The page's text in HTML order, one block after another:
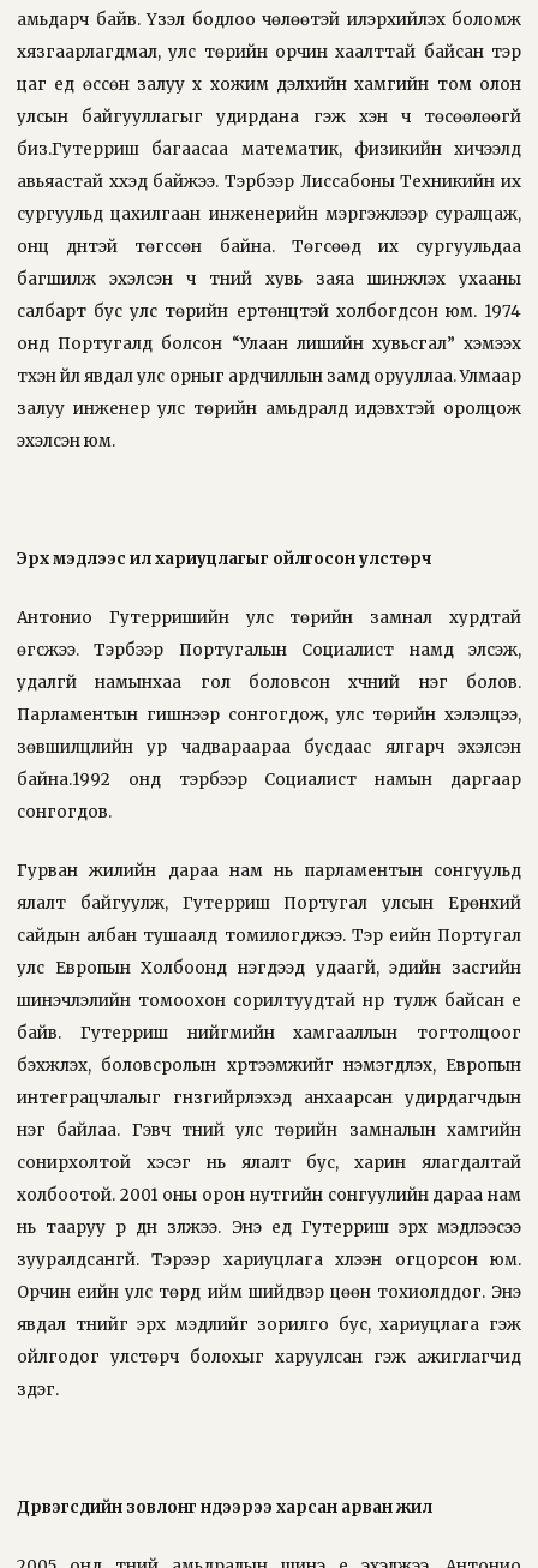
амьдарч байв. Үзэл бодлоо чөлөөтэй илэрхийлэх боломж
хязгаарлагдмал, улс төрийн орчин хаалттай байсан тэр
цаг үед өссөн залуу хүү хожим дэлхийн хамгийн том олон
улсын байгууллагыг удирдана гэж хэн ч төсөөлөөгүй
биз.Гутерриш багаасаа математик, физикийн хичээлд
авьяастай хүүхэд байжээ. Тэрбээр Лиссабоны Техникийн их
сургуульд цахилгаан инженерийн мэргэжлээр суралцаж,
онц дүнтэй төгссөн байна. Төгсөөд их сургуульдаа
багшилж эхэлсэн ч түүний хувь заяа шинжлэх ухааны
салбарт бус улс төрийн ертөнцтэй холбогдсон юм. 1974
онд Португалд болсон “Улаан лишийн хувьсгал” хэмээх
түүхэн үйл явдал улс орныг ардчиллын замд орууллаа. Улмаар
залуу инженер улс төрийн амьдралд идэвхтэй оролцож
эхэлсэн юм.
Эрх мэдлээс илүү хариуцлагыг ойлгосон улстөрч
Антонио Гутерришийн улс төрийн замнал хурдтай
өгсжээ. Тэрбээр Португалын Социалист намд элсэж,
удалгүй намынхаа гол боловсон хүчний нэг болов.
Парламентын гишүүнээр сонгогдож, улс төрийн хэлэлцээ,
зөвшилцлийн ур чадвараараа бусдаас ялгарч эхэлсэн
байна.1992 онд тэрбээр Социалист намын даргаар
сонгогдов.
Гурван жилийн дараа нам нь парламентын сонгуульд
ялалт байгуулж, Гутерриш Португал улсын Ерөнхий
сайдын албан тушаалд томилогджээ. Тэр үеийн Португал
улс Европын Холбоонд нэгдээд удаагүй, эдийн засгийн
шинэчлэлийн томоохон сорилтуудтай нүүр тулж байсан үе
байв. Гутерриш нийгмийн хамгааллын тогтолцоог
бэхжүүлэх, боловсролын хүртээмжийг нэмэгдүүлэх, Европын
интеграцчлалыг гүнзгийрүүлэхэд анхаарсан удирдагчдын
нэг байлаа. Гэвч түүний улс төрийн замналын хамгийн
сонирхолтой хэсэг нь ялалт бус, харин ялагдалтай
холбоотой. 2001 оны орон нутгийн сонгуулийн дараа нам
нь тааруу үр дүн үзүүлжээ. Энэ үед Гутерриш эрх мэдлээсээ
зууралдсангүй. Тэрээр хариуцлага хүлээн огцорсон юм.
Орчин үеийн улс төрд ийм шийдвэр цөөн тохиолддог. Энэ
явдал түүнийг эрх мэдлийг зорилго бус, хариуцлага гэж
ойлгодог улстөрч болохыг харуулсан гэж ажиглагчид
үздэг.
Дүрвэгсдийн зовлонг нүдээрээ харсан арван жил